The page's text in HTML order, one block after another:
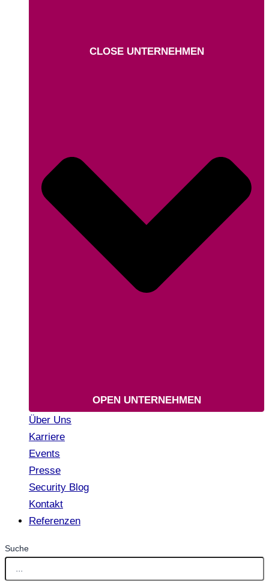
CLOSE UNTERNEHMEN
OPEN UNTERNEHMEN
Über Uns
Karriere
Events
Presse
Security Blog
Kontakt
Referenzen
Suche